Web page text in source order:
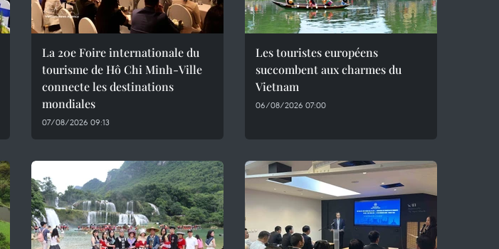
La 20e Foire internationale du
tourisme de Hô Chi Minh-Ville
connecte les destinations
mondiales
07/08/2026 09:13
Les touristes européens
succombent aux charmes du
Vietnam
06/08/2026 07:00